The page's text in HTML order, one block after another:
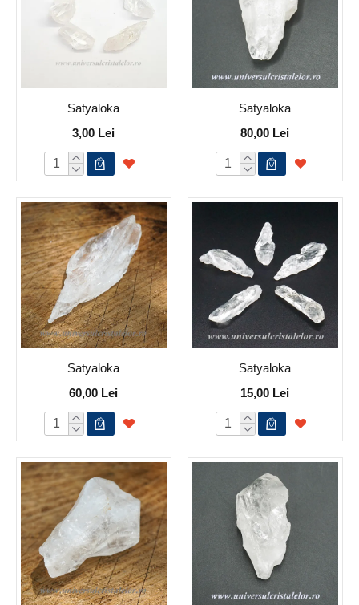
Satyaloka
3,00 Lei
Satyaloka
80,00 Lei
Satyaloka
60,00 Lei
Satyaloka
15,00 Lei